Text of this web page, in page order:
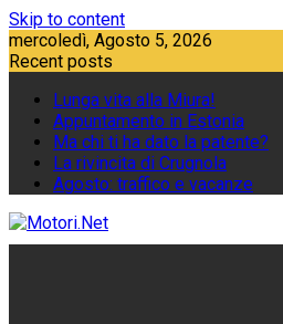
Skip to content
mercoledì, Agosto 5, 2026
Recent posts
Lunga vita alla Miura!
Appuntamento in Estonia
Ma chi ti ha dato la patente?
La rivincita di Crugnola
Agosto: traffico e vacanze